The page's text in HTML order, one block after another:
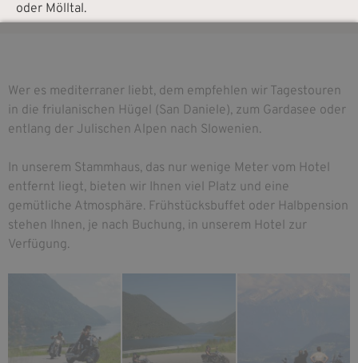
oder Mölltal.
Wer es mediterraner liebt, dem empfehlen wir Tagestouren
in die friulanischen Hügel (San Daniele), zum Gardasee oder
entlang der Julischen Alpen nach Slowenien.
In unserem Stammhaus, das nur wenige Meter vom Hotel
entfernt liegt, bieten wir Ihnen viel Platz und eine
gemütliche Atmosphäre. Frühstücksbuffet oder Halbpension
stehen Ihnen, je nach Buchung, in unserem Hotel zur
Verfügung.